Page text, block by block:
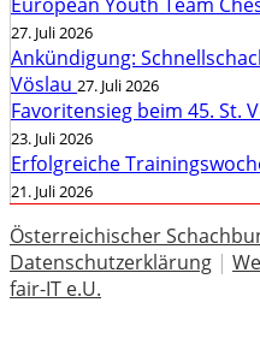
27. Juli 2026
Ankündigung:
Vöslau 27. Juli 2026
Favoritensieg beim 45. St.
23. Juli 2026
Erfolgreiche
21. Juli 2026
Österreichischer
Datenschutzerklärung |
fair-IT e.U.